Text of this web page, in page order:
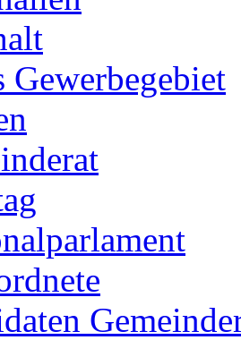
Gewerbegebiet